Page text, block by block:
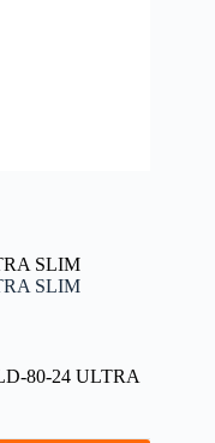
SLIM
SLIM
80-24 ULTRA